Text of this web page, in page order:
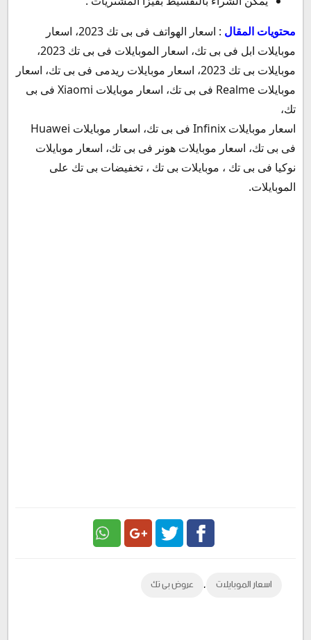
محتويات المقال
: اسعار الهواتف فى بى تك 2023، اسعار
موبايلات ابل فى بى تك، اسعار الموبايلات فى بى تك 2023،
موبايلات بى تك 2023، اسعار موبايلات ريدمى فى بى تك، اسعار
موبايلات Realme فى بى تك، اسعار موبايلات Xiaomi فى بى
تك،
اسعار موبايلات Infinix فى بى تك، اسعار موبايلات Huawei
فى بى تك، اسعار موبايلات هونر فى بى تك، اسعار موبايلات
نوكيا فى بى تك ، موبايلات بى تك ، تخفيضات بى تك على
الموبايلات.
اسعار الموبايلات , عروض بى تك